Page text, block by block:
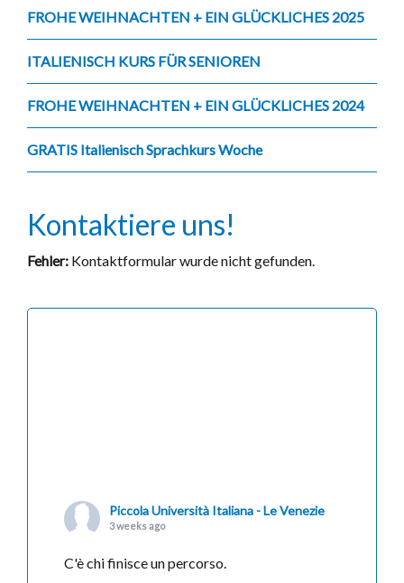
FROHE WEIHNACHTEN + EIN GLÜCKLICHES 2025
ITALIENISCH KURS FÜR SENIOREN
FROHE WEIHNACHTEN + EIN GLÜCKLICHES 2024
GRATIS Italienisch Sprachkurs Woche
Kontaktiere uns!
Fehler: Kontaktformular wurde nicht gefunden.
Piccola Università Italiana - Le Venezie
3 weeks ago
C'è chi finisce un percorso.